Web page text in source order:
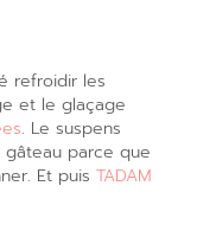
refroidir les
et le glaçage
. Le suspens
parce que
Et puis TADAM